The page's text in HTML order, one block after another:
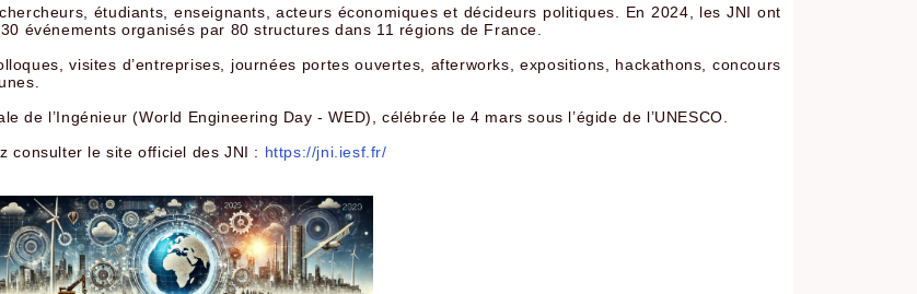
étudiants, enseignants, acteurs économiques et décideurs politiques. En 2024, les JNI ont
événements organisés par 80 structures dans 11 régions de France.
visites d’entreprises, journées portes ouvertes, afterworks, expositions, hackathons, concours
de l’Ingénieur (World Engineering Day - WED), célébrée le 4 mars sous l’égide de l’UNESCO.
consulter le site officiel des JNI : https://jni.iesf.fr/